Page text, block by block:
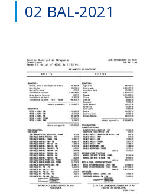
02 BAL-2021